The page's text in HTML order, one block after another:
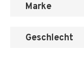
Marke
Geschlecht